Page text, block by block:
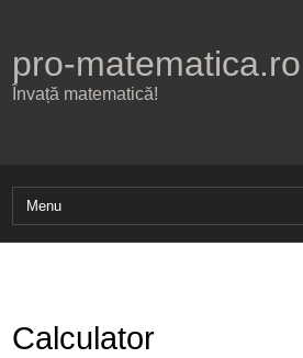
pro-matematica.ro
Învață matematică!
Calculator